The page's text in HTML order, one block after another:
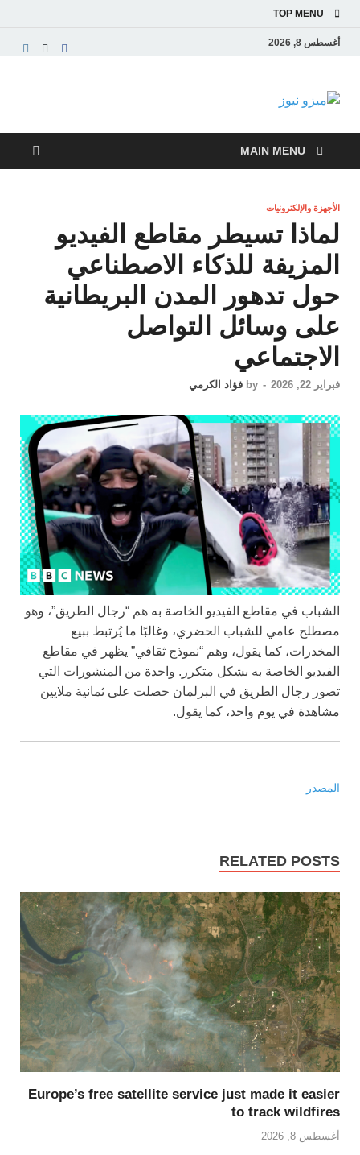
TOP MENU
أغسطس 8, 2026
ميزو نيوز
والاقتصادية
MAIN MENU
الأجهزة والإلكترونيات
لماذا تسيطر مقاطع الفيديو
المزيفة للذكاء الاصطناعي
حول تدهور المدن البريطانية
على وسائل التواصل
الاجتماعي
فبراير 22, 2026 -
by فؤاد الكرمي
الشباب في مقاطع الفيديو الخاصة به هم “رجال الطريق”، وهو
مصطلح عامي للشباب الحضري، وغالبًا ما يُرتبط ببيع
المخدرات، كما يقول، وهم “نموذج ثقافي” يظهر في مقاطع
الفيديو الخاصة به بشكل متكرر. واحدة من المنشورات التي
تصور رجال الطريق في البرلمان حصلت على ثمانية ملايين
مشاهدة في يوم واحد، كما يقول.
المصدر
RELATED POSTS
Europe’s free satellite service just made it easier
to track wildfires
أغسطس 8, 2026